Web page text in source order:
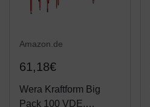
Amazon.de
61,18€
Wera Kraftform Big
Pack 100 VDE,